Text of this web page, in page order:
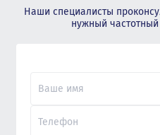
Наши специалисты
нужный